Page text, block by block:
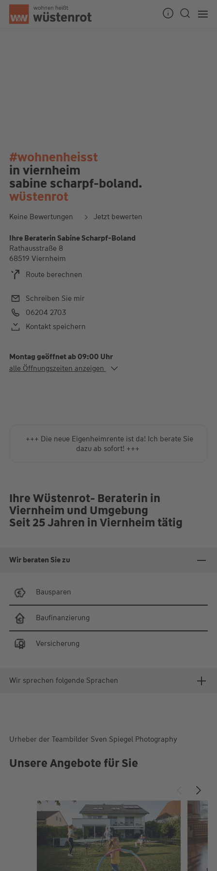
#wohnenheisst
in viernheim
sabine scharpf-boland.
wüstenrot
Keine Bewertungen Jetzt bewerten
Ihre Beraterin Sabine Scharpf-Boland
Rathausstraße 8
68519 Viernheim
Route berechnen
Schreiben Sie mir
06204 2703
Kontakt speichern
Montag geöffnet ab 09:00 Uhr
Alle Öffnungszeiten
und natürlich nach persönlicher Vereinbarung
alle Öffnungszeiten anzeigen
+++ Die neue Eigenheimrente ist da! Ich berate Sie
dazu ab sofort! +++
Ihre Wüstenrot- Beraterin in
Viernheim und Umgebung
Seit 25 Jahren in Viernheim tätig
Wir beraten Sie zu
Bausparen
Baufinanzierung
Versicherung
Wir sprechen folgende Sprachen
Urheber der Teambilder Sven Spiegel Photography
Unsere Angebote für Sie